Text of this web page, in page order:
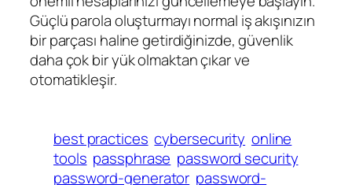
Güçlü parola oluşturmayı normal iş akışınızın
bir parçası haline getirdiğinizde, güvenlik
daha çok bir yük olmaktan çıkar ve
otomatikleşir.
best practices cybersecurity online
tools passphrase password security
password-generator password-